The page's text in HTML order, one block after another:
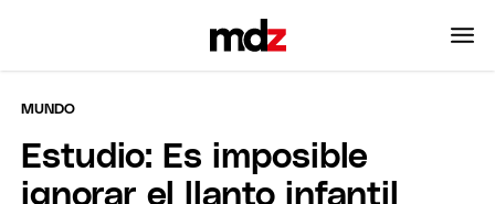
MUNDO
Estudio: Es imposible
ignorar el llanto infantil